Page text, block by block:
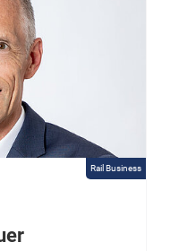
Rail Business